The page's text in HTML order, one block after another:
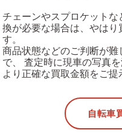
チェーンやスプロケット
換が必要な場合は、やはり
す。
商品状態などのご判断が
で、 査定時に現車の写真
より正確な買取金額をご提
自転車